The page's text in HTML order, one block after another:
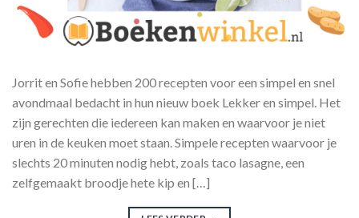
Jorrit en Sofie hebben 200 recepten voor een simpel en snel
avondmaal bedacht in hun nieuw boek Lekker en simpel. Het
zijn gerechten die iedereen kan maken en waarvoor je niet
uren in de keuken moet staan. Simpele recepten waarvoor je
slechts 20 minuten nodig hebt, zoals taco lasagne, een
zelfgemaakt broodje hete kip en […]